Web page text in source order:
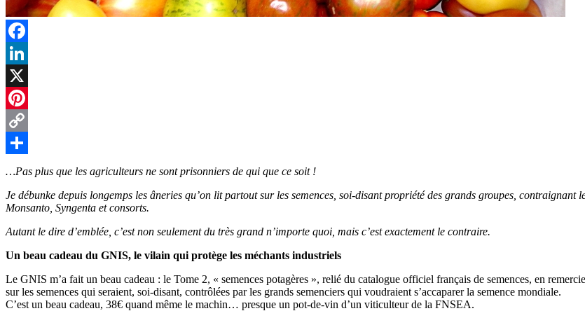
Facebook
LinkedIn
X
Pinterest
Copy
Link
Partager
…Pas plus que les agriculteurs ne sont prisonniers de qui que ce soit !
Je débunke depuis longemps les âneries qu’on lit partout sur les semences, soi-disant propriété des grands groupes,
Monsanto, Syngenta et consorts.
Autant le dire d’emblée, c’est non seulement du très grand n’importe quoi, mais c’est exactement le contraire.
Un beau cadeau du GNIS, le vilain qui protège les méchants industriels
Le GNIS m’a fait un beau cadeau : le Tome 2, « semences potagères », relié du catalogue officiel français de semences, en
sur les semences qui seraient, soi-disant, contrôlées par les grands semenciers qui voudraient s’accaparer la semence mondiale.
C’est un beau cadeau, 38€ quand même le machin… presque un pot-de-vin d’un viticulteur de la FNSEA.